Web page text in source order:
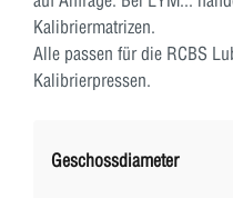
Kalibriermatrizen.
Alle passen für die RCBS
Kalibrierpressen.
Geschossdiameter